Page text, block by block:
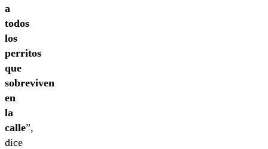
a
todos
los
perritos
que
sobreviven
en
la
calle”,
dice